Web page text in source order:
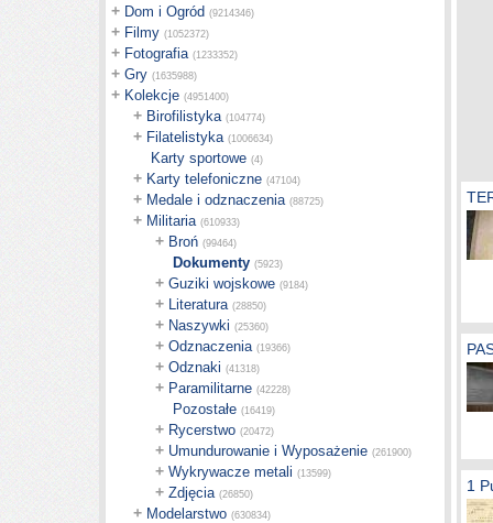
+ Dom i Ogród (9214346)
+ Filmy (1052372)
+ Fotografia (1233352)
+ Gry (1635988)
+ Kolekcje (4951400)
+ Birofilistyka (104774)
+ Filatelistyka (1006634)
Karty sportowe (4)
+ Karty telefoniczne (47104)
+ Medale i odznaczenia (88725)
+ Militaria (610933)
+ Broń (99464)
Dokumenty (5923)
+ Guziki wojskowe (9184)
+ Literatura (28850)
+ Naszywki (25360)
+ Odznaczenia (19366)
+ Odznaki (41318)
+ Paramilitarne (42228)
Pozostałe (16419)
+ Rycerstwo (20472)
+ Umundurowanie i Wyposażenie (261900)
+ Wykrywacze metali (13599)
+ Zdjęcia (26850)
+ Modelarstwo (630834)
1